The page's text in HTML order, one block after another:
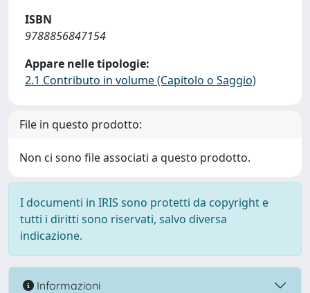
ISBN
9788856847154
Appare nelle tipologie:
2.1 Contributo in volume (Capitolo o Saggio)
File in questo prodotto:
Non ci sono file associati a questo prodotto.
I documenti in IRIS sono protetti da copyright e
tutti i diritti sono riservati, salvo diversa
indicazione.
Informazioni